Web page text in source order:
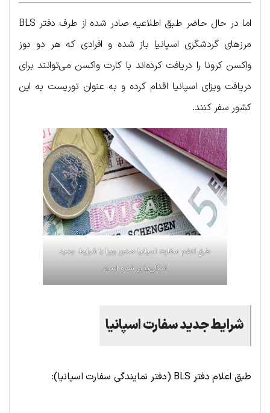
اما در حال حاضر طبق اطلاعیه صادر شده از طرف دفتر BLS
مرزهای گردشگری اسپانیا باز شده و افرادی که هر دو دوز
واکسن کرونا را دریافت کرده‌‌اند با کارت واکسن می‌توانند برای
دریافت ویزای اسپانیا اقدام کرده و به عنوان توریست به این
کشور سفر کنند.
طبق اعلام سفارت اسپانیا صدور ویزا با شرایط جدید
امکان‌پذیر شده است
شرایط جدید سفارت اسپانیا
طبق اعلام دفتر BLS (دفتر نمایندگی سفارت اسپانیا):